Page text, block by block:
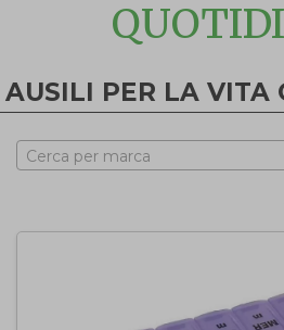
AUSILI PER LA VITA
Cerca per marca